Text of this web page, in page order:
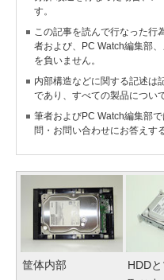
す。
この記事を読んで行なった行
者および、PC Watch編集部
を負いません。
内部構造などに関する記述は
であり、すべての製品につい
筆者およびPC Watch編集部
問・お問い合わせにお答えす
筐体内部
HDD